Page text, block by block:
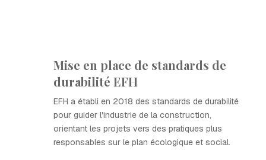
Mise en place de standards de
durabilité EFH
EFH a établi en 2018 des standards de durabilité
pour guider l'industrie de la construction,
orientant les projets vers des pratiques plus
responsables sur le plan écologique et social.